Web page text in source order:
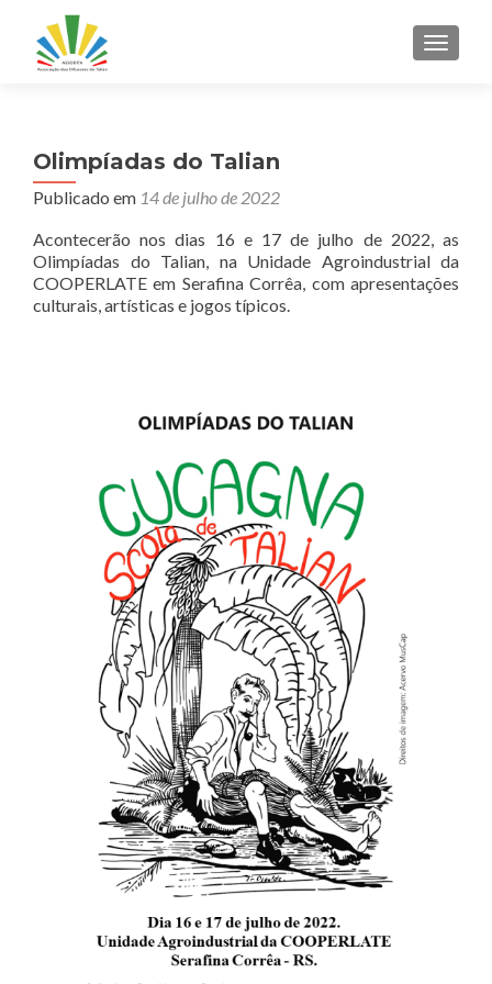
Olimpíadas do Talian
Publicado em 14 de julho de 2022
Acontecerão nos dias 16 e 17 de julho de 2022, as
Olimpíadas do Talian, na Unidade Agroindustrial da
COOPERLATE em Serafina Corrêa, com apresentações
culturais, artísticas e jogos típicos.